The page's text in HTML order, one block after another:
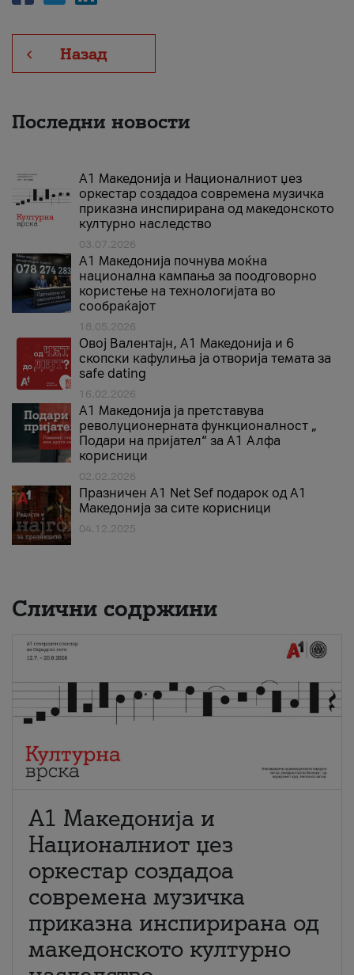
Назад
Последни новости
А1 Македонија и Националниот џез
оркестар создадоа современа музичка
приказна инспирирана од македонското
културно наследство
03.07.2026
A1 Македонија почнува моќна
национална кампања за поодговорно
користење на технологијата во
сообраќајот
18.05.2026
Овој Валентајн, A1 Македонија и 6
скопски кафулиња ја отворија темата за
safe dating
16.02.2026
А1 Македонија ја претставува
револуционерната функционалност „
Подари на пријател“ за А1 Алфа
корисници
02.02.2026
Празничен A1 Net Sеf подарок од А1
Македонија за сите корисници
04.12.2025
Слични содржини
А1 Македонија и
Националниот џез
оркестар создадоа
современа музичка
приказна инспирирана од
македонското културно